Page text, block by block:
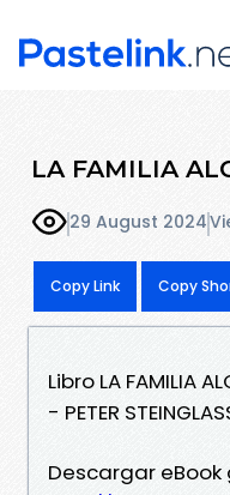
LA FAMILIA
29 August 2024
Copy Link Copy
Libro LA FAMILIA
- PETER
Descargar